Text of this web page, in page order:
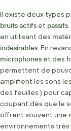
Il existe deux types
bruitsactifs et passifs
en utilisant des
indésirables . En
microphones et des
permettent de
amplifient les sons
des feuilles ) pour
coupant dès que le
offrent souvent une
environnements